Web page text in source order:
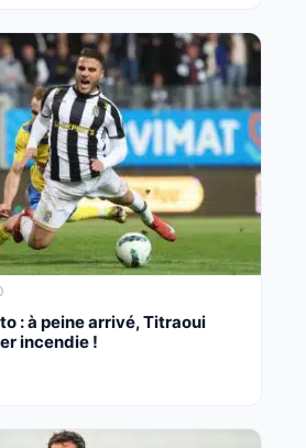
: à peine arrivé, Titraoui
incendie !